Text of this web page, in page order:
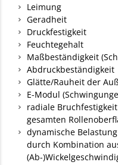
Leimung
Geradheit
Druckfestigkeit
Feuchtegehalt
Maßbeständigkeit
Abdruckbeständigkeit
Glätte/Rauheit der
E-Modul
radiale
gesamten
dynamische
durch Kombination
(Ab-